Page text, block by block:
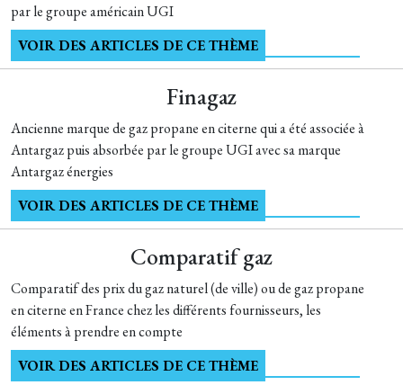
par le groupe américain UGI
VOIR DES ARTICLES DE CE THÈME
Finagaz
Ancienne marque de gaz propane en citerne qui a été associée à
Antargaz puis absorbée par le groupe UGI avec sa marque
Antargaz énergies
VOIR DES ARTICLES DE CE THÈME
Comparatif gaz
Comparatif des prix du gaz naturel (de ville) ou de gaz propane
en citerne en France chez les différents fournisseurs, les
éléments à prendre en compte
VOIR DES ARTICLES DE CE THÈME